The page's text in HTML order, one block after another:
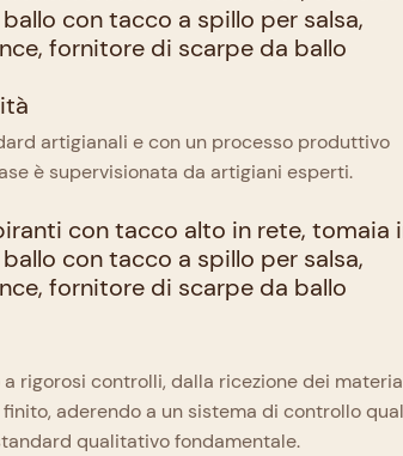
artigianali e con un processo produttivo
è supervisionata da artigiani esperti.
rigorosi controlli, dalla ricezione dei
aderendo a un sistema di controllo
qualitativo fondamentale.